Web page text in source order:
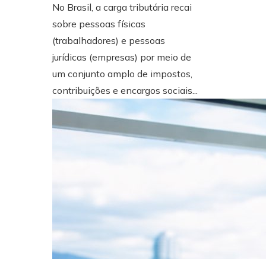
No Brasil, a carga tributária recai
sobre pessoas físicas
(trabalhadores) e pessoas
jurídicas (empresas) por meio de
um conjunto amplo de impostos,
contribuições e encargos sociais...